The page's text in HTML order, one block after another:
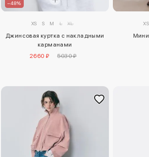
–48%
XS S M L XL
Джинсовая куртка с накладными
карманами
2660 ₽
5030 ₽
XS